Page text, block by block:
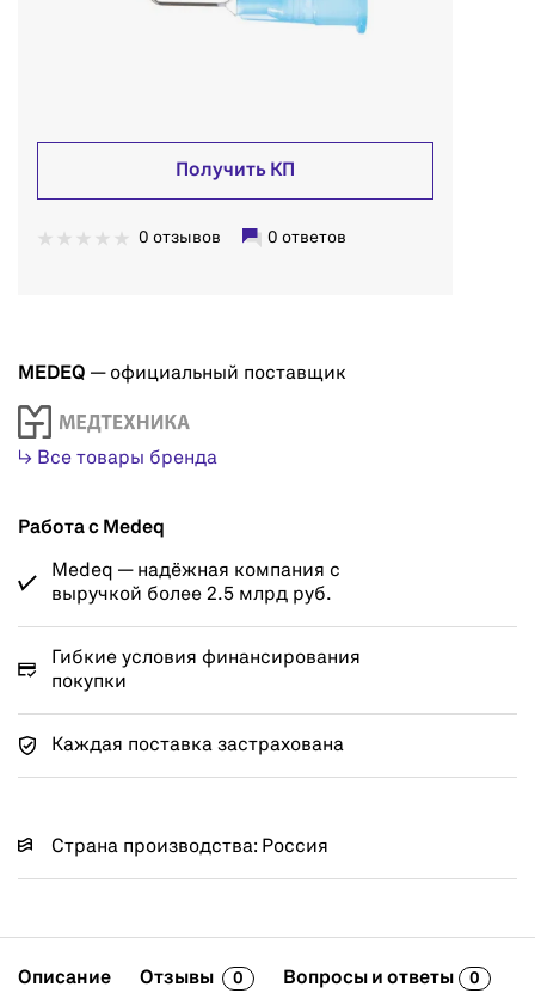
Получить КП
0 отзывов 0 ответов
MEDEQ — официальный поставщик
↳ Все товары бренда
Работа с Medeq
Medeq — надёжная компания с
выручкой более 2.5 млрд руб.
Гибкие условия финансирования
покупки
Каждая поставка застрахована
Страна производства: Россия
Описание Отзывы 0 Вопросы и ответы 0